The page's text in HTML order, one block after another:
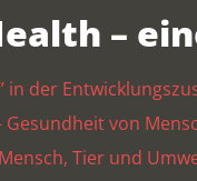
–
in der
Gesundheit von
Tier und